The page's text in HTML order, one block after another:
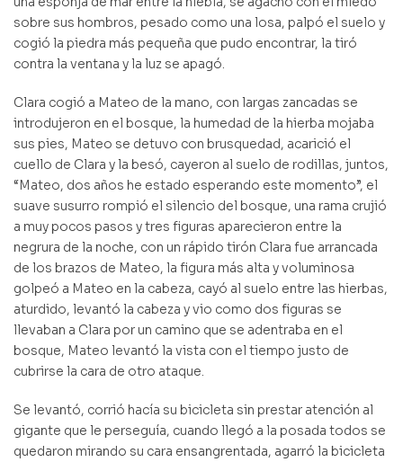
sobre sus hombros, pesado como una losa, palpó el suelo y
cogió la piedra más pequeña que pudo encontrar, la tiró
contra la ventana y la luz se apagó.
Clara cogió a Mateo de la mano, con largas zancadas se
introdujeron en el bosque, la humedad de la hierba mojaba
sus pies, Mateo se detuvo con brusquedad, acarició el
cuello de Clara y la besó, cayeron al suelo de rodillas, juntos,
“Mateo, dos años he estado esperando este momento”, el
suave susurro rompió el silencio del bosque, una rama crujió
a muy pocos pasos y tres figuras aparecieron entre la
negrura de la noche, con un rápido tirón Clara fue arrancada
de los brazos de Mateo, la figura más alta y voluminosa
golpeó a Mateo en la cabeza, cayó al suelo entre las hierbas,
aturdido, levantó la cabeza y vio como dos figuras se
llevaban a Clara por un camino que se adentraba en el
bosque, Mateo levantó la vista con el tiempo justo de
cubrirse la cara de otro ataque.
Se levantó, corrió hacía su bicicleta sin prestar atención al
gigante que le perseguía, cuando llegó a la posada todos se
quedaron mirando su cara ensangrentada, agarró la bicicleta